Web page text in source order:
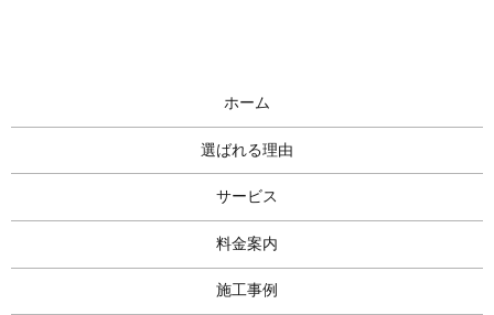
ホーム
選ばれる理由
サービス
料金案内
施工事例